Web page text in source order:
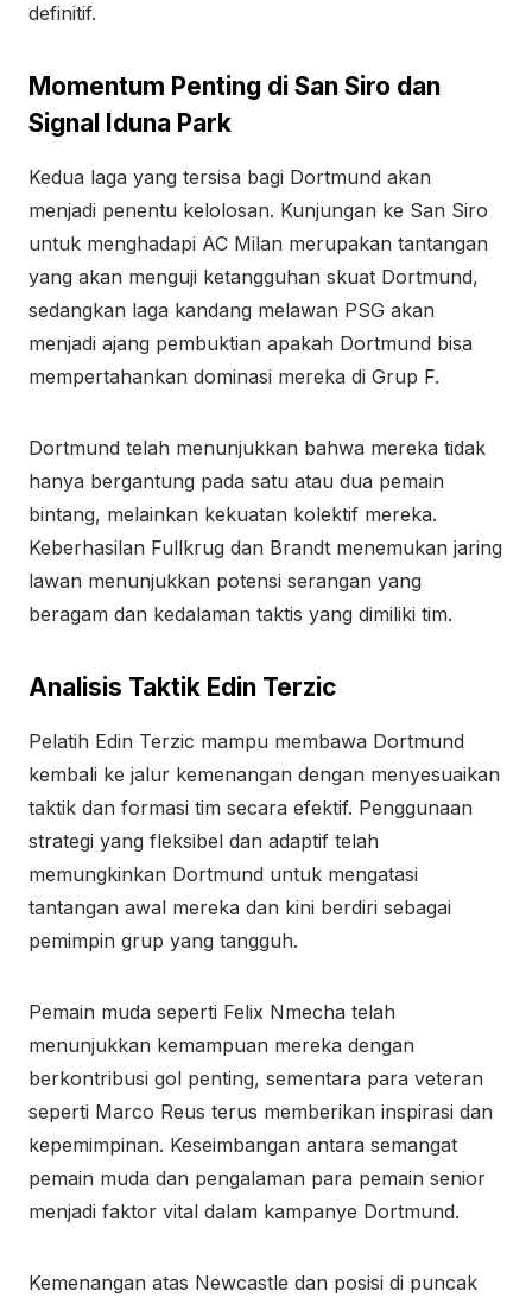
definitif.
Momentum Penting di San Siro dan
Signal Iduna Park
Kedua laga yang tersisa bagi Dortmund akan
menjadi penentu kelolosan. Kunjungan ke San Siro
untuk menghadapi AC Milan merupakan tantangan
yang akan menguji ketangguhan skuat Dortmund,
sedangkan laga kandang melawan PSG akan
menjadi ajang pembuktian apakah Dortmund bisa
mempertahankan dominasi mereka di Grup F.
Dortmund telah menunjukkan bahwa mereka tidak
hanya bergantung pada satu atau dua pemain
bintang, melainkan kekuatan kolektif mereka.
Keberhasilan Fullkrug dan Brandt menemukan jaring
lawan menunjukkan potensi serangan yang
beragam dan kedalaman taktis yang dimiliki tim.
Analisis Taktik Edin Terzic
Pelatih Edin Terzic mampu membawa Dortmund
kembali ke jalur kemenangan dengan menyesuaikan
taktik dan formasi tim secara efektif. Penggunaan
strategi yang fleksibel dan adaptif telah
memungkinkan Dortmund untuk mengatasi
tantangan awal mereka dan kini berdiri sebagai
pemimpin grup yang tangguh.
Pemain muda seperti Felix Nmecha telah
menunjukkan kemampuan mereka dengan
berkontribusi gol penting, sementara para veteran
seperti Marco Reus terus memberikan inspirasi dan
kepemimpinan. Keseimbangan antara semangat
pemain muda dan pengalaman para pemain senior
menjadi faktor vital dalam kampanye Dortmund.
Kemenangan atas Newcastle dan posisi di puncak